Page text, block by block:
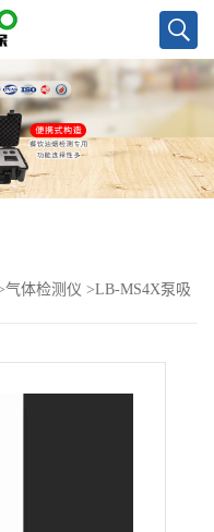
气体检测仪 >LB-MS4X泵吸